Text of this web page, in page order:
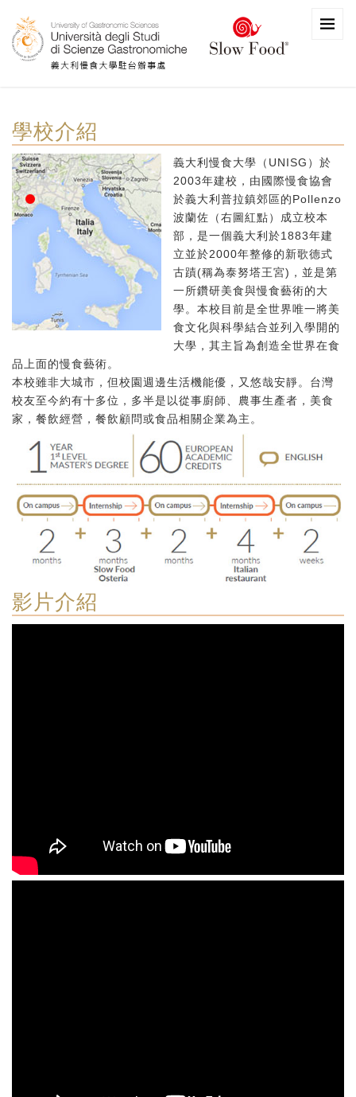
學校介紹
義大利慢食大學（UNISG）於
2003年建校，由國際慢食協會
於義大利普拉鎮郊區的Pollenzo
波蘭佐（右圖紅點）成立校本
部，是一個義大利於1883年建
立並於2000年整修的新歌德式
古蹟(稱為泰努塔王宮)，並是第
一所鑽研美食與慢食藝術的大
學。本校目前是全世界唯一將美
食文化與科學結合並列入學開的
大學，其主旨為創造全世界在食
品上面的慢食藝術。
本校雖非大城市，但校園週邊生活機能優，又悠哉安靜。台灣
校友至今約有十多位，多半是以從事廚師、農事生產者，美食
家，餐飲經營，餐飲顧問或食品相關企業為主。
影片介紹